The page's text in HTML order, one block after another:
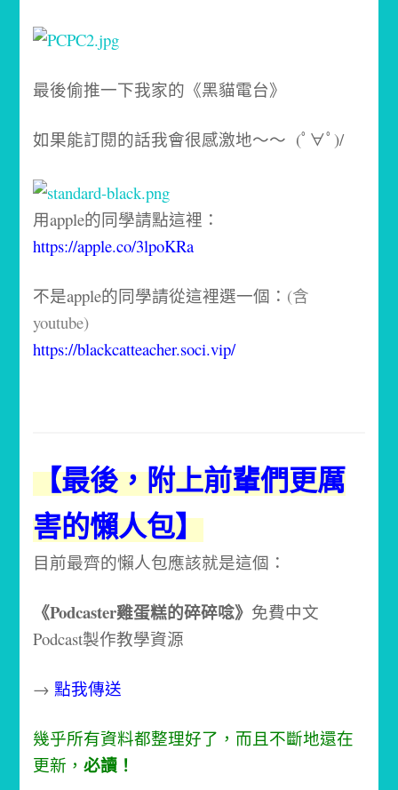
最後偷推一下我家的《黑貓電台》
如果能訂閱的話我會很感激地～～ (ﾟ∀ﾟ)/
用apple的同學請點這裡：
https://apple.co/3lpoKRa
不是apple的同學請從這裡選一個： (含
youtube)
https://blackcatteacher.soci.vip/
【最後，附上前輩們更厲
害的懶人包】
目前最齊的懶人包應該就是這個：
《Podcaster雞蛋糕的碎碎唸》 免費中文
Podcast製作教學資源
→ 點我傳送
幾乎所有資料都整理好了，而且不斷地還在
更新，必讀！